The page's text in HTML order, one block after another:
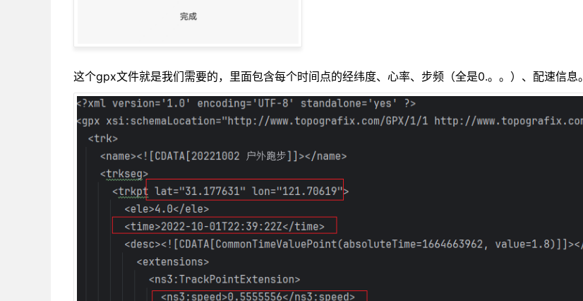
这个gpx文件就是我们需要的，里面包含每个时间点的经纬度、心率、步频（全是0.。。）、配速信息。